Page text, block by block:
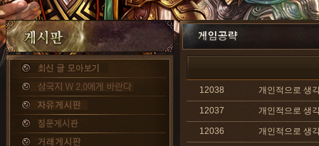
12038 개인적으로 생
12037 개인적으로 생
12036 개인적으로 생